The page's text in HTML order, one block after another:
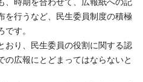
を行うなど、民生委員制度の積極
す。
おり、民生委員の役割に関する認
の広報にとどまってはならないと